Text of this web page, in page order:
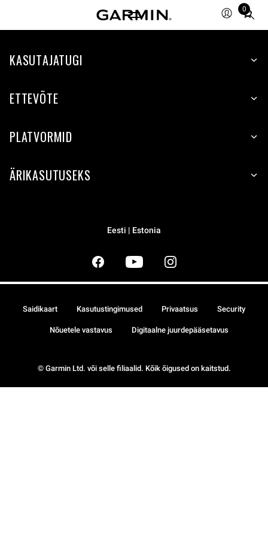
0
Total
items
cart:
KASUTAJATUGI
ETTEVÕTE
PLATVORMID
ÄRIKASUTUSEKS
Eesti | Estonia
© Garmin Ltd. või selle filiaalid. Kõik õigused on kaitstud.
Saidikaart Kasutustingimused Privaatsus Security
Nõuetele vastavus Digitaalne juurdepääsetavus